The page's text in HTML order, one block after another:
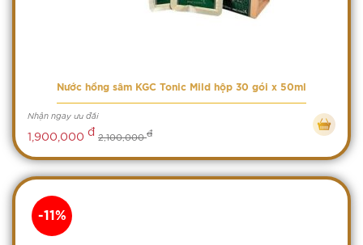
Nước hồng sâm KGC Tonic Mild hộp 30 gói x 50ml
Nhận ngay ưu đãi
1,900,000 đ 2,100,000đ
-11%